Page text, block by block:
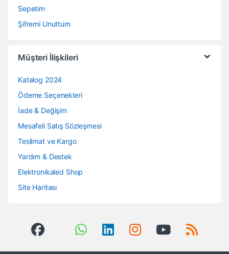
Sepetim
Şifremi Unuttum
Müşteri İlişkileri
Katalog 2024
Ödeme Seçenekleri
İade & Değişim
Mesafeli Satış Sözleşmesi
Teslimat ve Kargo
Yardım & Destek
Elektronikaled Shop
Site Haritası